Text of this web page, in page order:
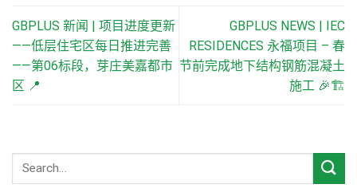
GBPLUS 新闻 | 项目进度更新
——低层住宅区每日推进完善
——第06标段，芽庄美嘉都市
区 📍
GBPLUS NEWS | IEC
RESIDENCES 永福项目 – 春
节前完成地下结构钢筋混凝土
施工 🎉🏗️